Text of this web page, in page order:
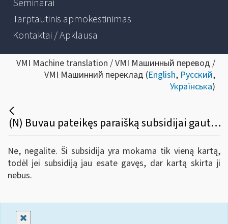
Seminarai
Tarptautinis apmokestinimas
Kontaktai / Apklausa
VMI Machine translation / VMI Машинный перевод /
VMI Машинний переклад (English, Русский,
Українська)
(N) Buvau pateikęs paraišką subsidijai gauti ir man ji buvo skirta. Ar galiu dabar dar kartą teikti paraišką ir gauti subsidiją?
Ne, negalite. Ši subsidija yra mokama tik vieną kartą,
todėl jei subsidiją jau esate gavęs, dar kartą skirta ji
nebus.